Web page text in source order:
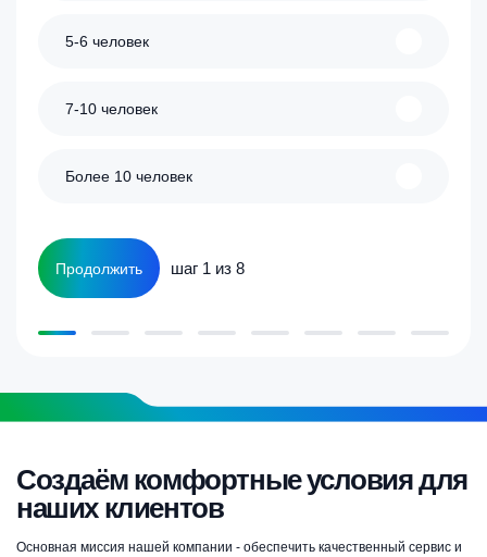
5-6 человек
7-10 человек
Более 10 человек
Продолжить шаг 1 из 8
Создаём комфортные условия для
наших клиентов
Основная миссия нашей компании - обеспечить качественный сервис и